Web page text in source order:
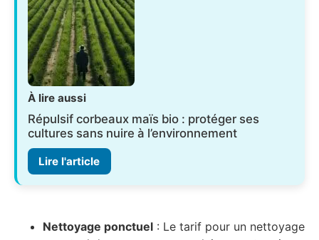
À lire aussi
Répulsif corbeaux maïs bio : protéger ses
cultures sans nuire à l’environnement
Lire l'article
Nettoyage ponctuel : Le tarif pour un nettoyage